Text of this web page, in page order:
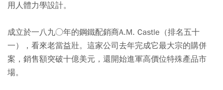
用人體力學設計。
成立於一八九○年的鋼鐵配銷商A.M. Castle（排名五十
一），看來老當益壯。這家公司去年完成它最大宗的購併
案，銷售額突破十億美元，還開始進軍高價位特殊產品市
場。